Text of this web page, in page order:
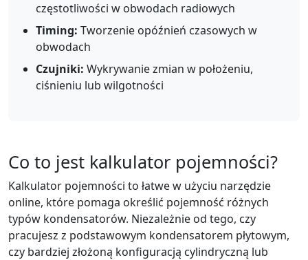
częstotliwości w obwodach radiowych
Timing: Tworzenie opóźnień czasowych w
obwodach
Czujniki: Wykrywanie zmian w położeniu,
ciśnieniu lub wilgotności
Co to jest kalkulator pojemności?
Kalkulator pojemności to łatwe w użyciu narzędzie
online, które pomaga określić pojemność różnych
typów kondensatorów. Niezależnie od tego, czy
pracujesz z podstawowym kondensatorem płytowym,
czy bardziej złożoną konfiguracją cylindryczną lub